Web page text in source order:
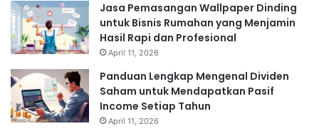
Jasa Pemasangan Wallpaper Dinding
untuk Bisnis Rumahan yang Menjamin
Hasil Rapi dan Profesional
April 11, 2026
Panduan Lengkap Mengenal Dividen
Saham untuk Mendapatkan Pasif
Income Setiap Tahun
April 11, 2026